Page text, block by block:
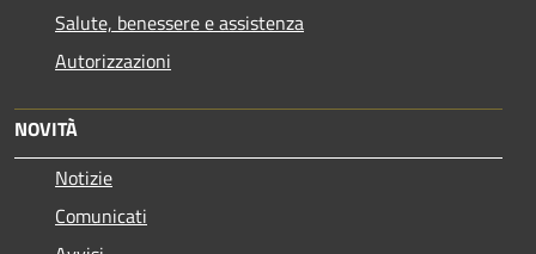
Salute, benessere e assistenza
Autorizzazioni
NOVITÀ
Notizie
Comunicati